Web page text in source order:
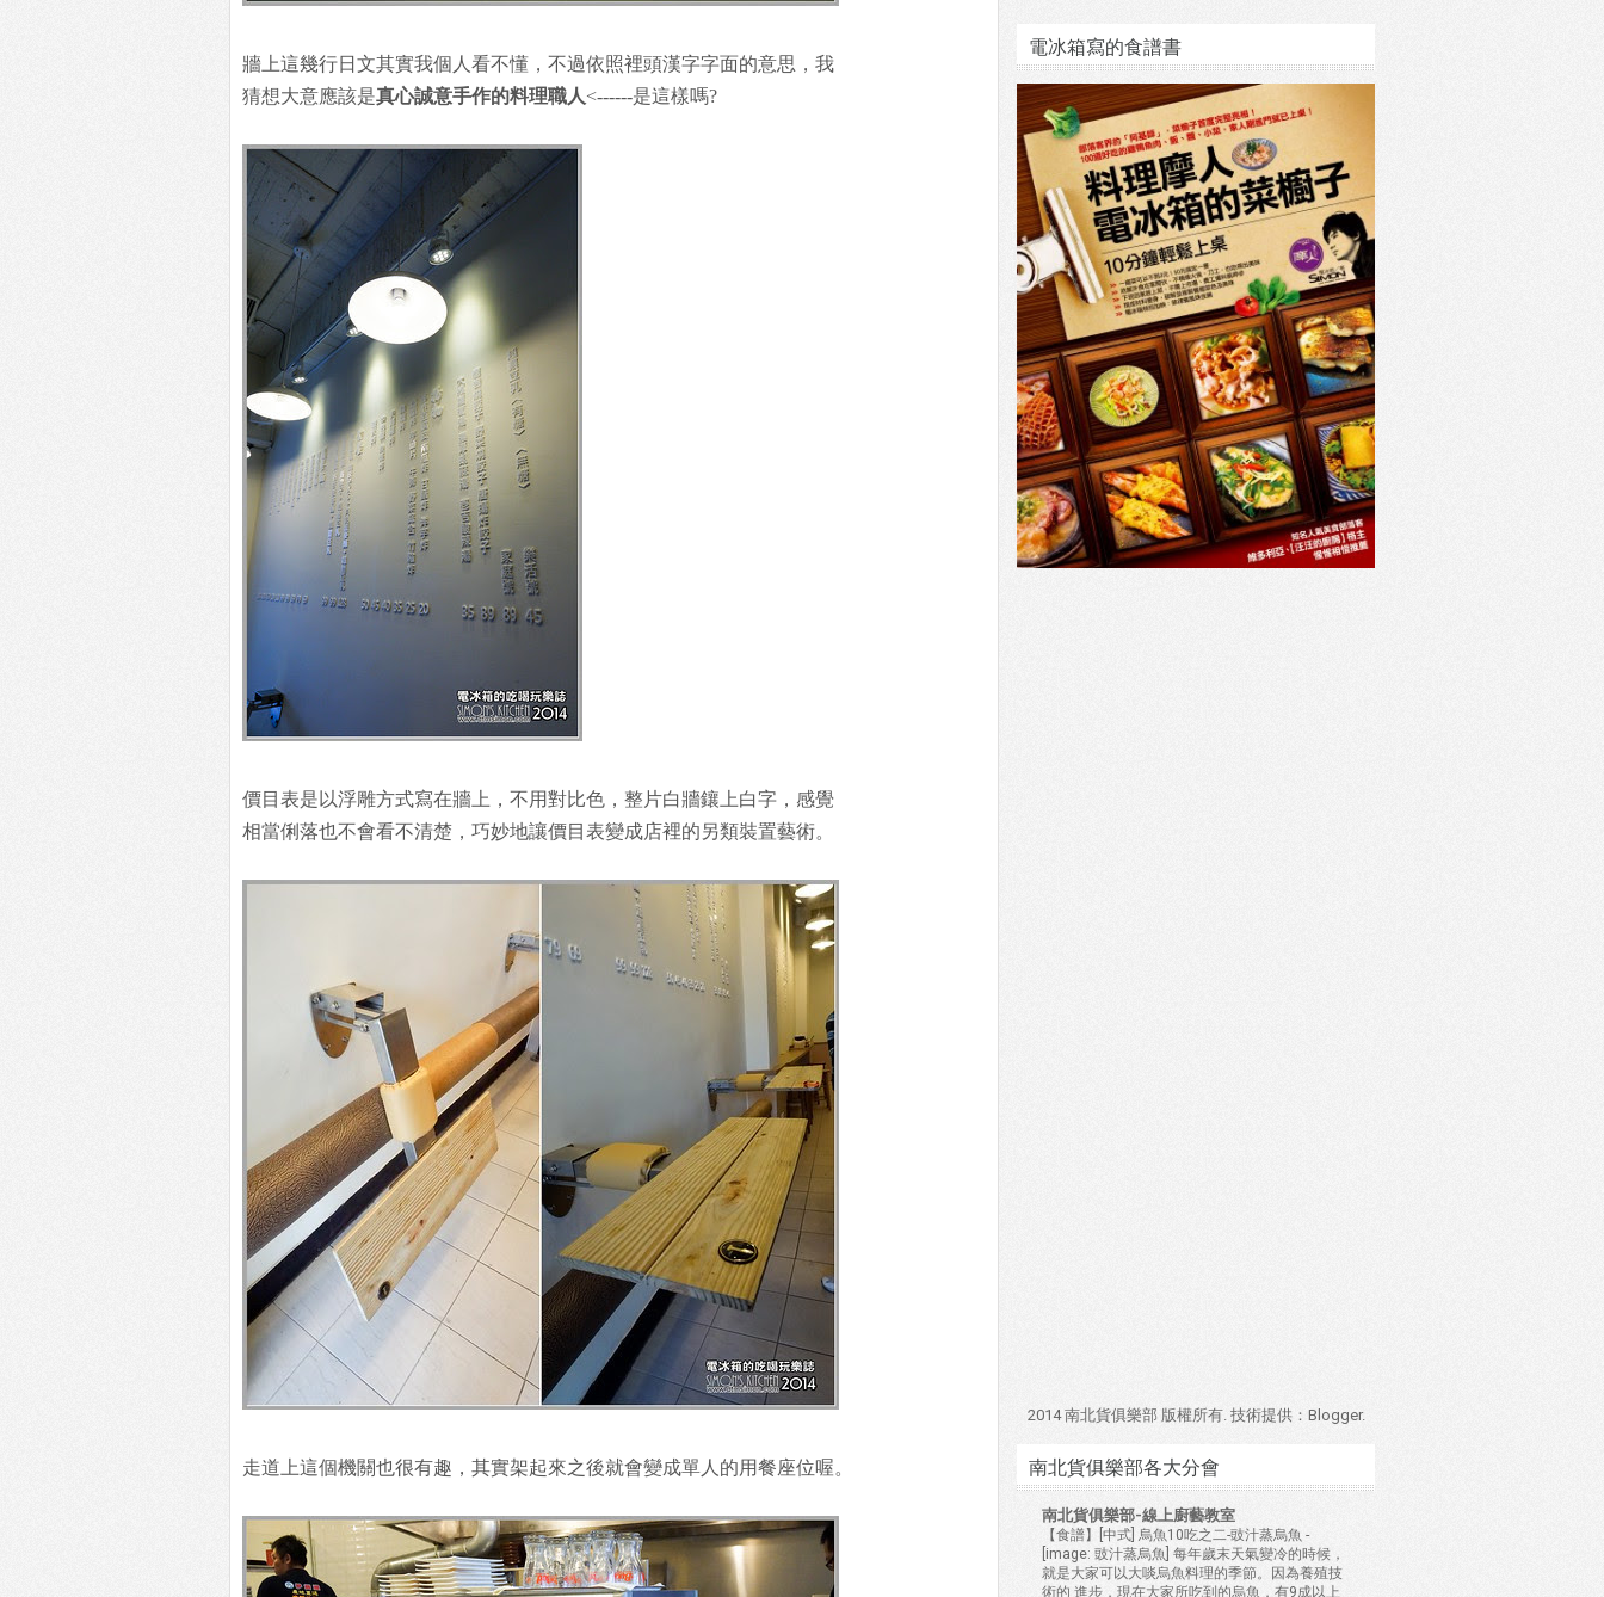
牆上這幾行日文其實我個人看不懂，不過依照裡頭漢字字面的意思，我
猜想大意應該是真心誠意手作的料理職人<------是這樣嗎?
價目表是以浮雕方式寫在牆上，不用對比色，整片白牆鑲上白字，感覺
相當俐落也不會看不清楚，巧妙地讓價目表變成店裡的另類裝置藝術。
走道上這個機關也很有趣，其實架起來之後就會變成單人的用餐座位喔。
電冰箱寫的食譜書
2014 南北貨俱樂部 版權所有. 技術提供： Blogger.
南北貨俱樂部各大分會
南北貨俱樂部-線上廚藝教室
【食譜】[中式] 烏魚10吃之二-豉汁蒸烏魚 -
[image: 豉汁蒸烏魚] 每年歲末天氣變冷的時候，
就是大家可以大啖烏魚料理的季節。因為養殖技
術的 進步，現在大家所吃到的烏魚，有9成以上